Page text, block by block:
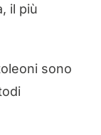
il più
sono